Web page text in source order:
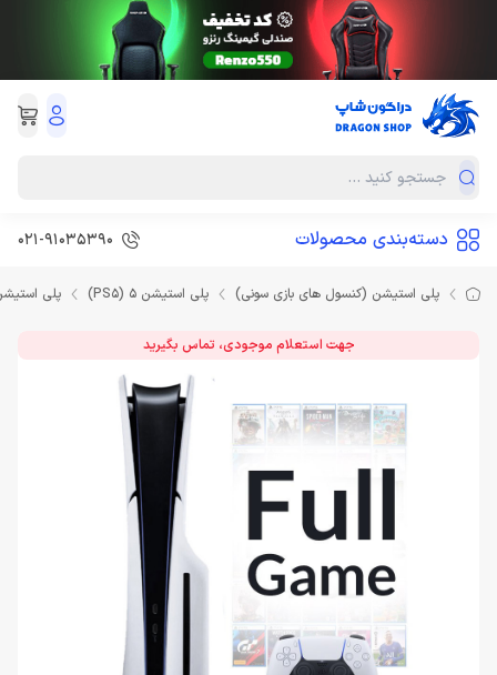
دسته‌بندی محصولات 021-91035390
پلی استیشن (کنسول های بازی سونی) پلی استیشن 5 (PS5) پلی استیشن 5 ریجن
جهت استعلام موجودی، تماس بگیرید